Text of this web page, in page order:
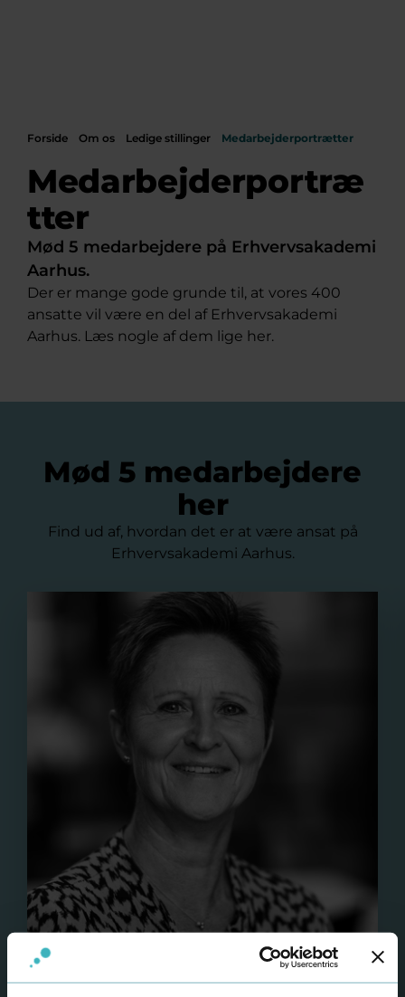
Forside Om os Ledige stillinger Medarbejderportrætter
Medarbejderportræ
tter
Mød 5 medarbejdere på Erhvervsakademi
Aarhus.
Der er mange gode grunde til, at vores 400
ansatte vil være en del af Erhvervsakademi
Aarhus. Læs nogle af dem lige her.
Mød 5 medarbejdere
her
Find ud af, hvordan det er at være ansat på
Erhvervsakademi Aarhus.
Lene Høllund Overballe,
Lene Høllund Overballe, administrativ koordinator